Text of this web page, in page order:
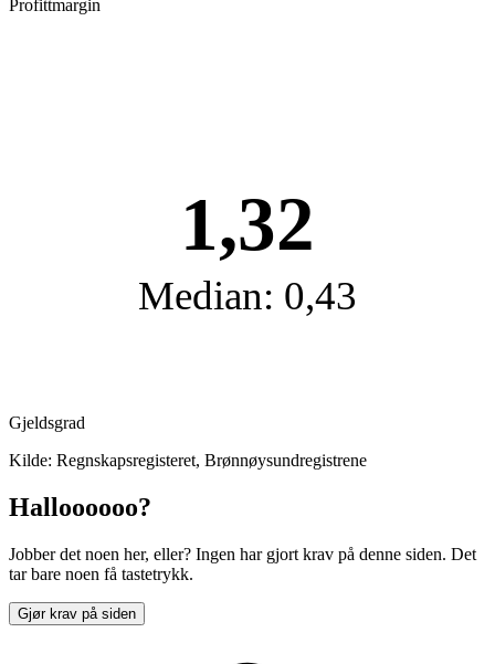
Profittmargin
1,32
Median: 0,43
Gjeldsgrad
Kilde: Regnskapsregisteret, Brønnøysundregistrene
Halloooooo?
Jobber det noen her, eller? Ingen har gjort krav på denne siden. Det
tar bare noen få tastetrykk.
Gjør krav på siden